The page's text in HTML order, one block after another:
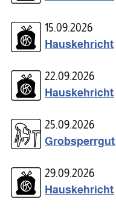
15.09.2026
Hauskehricht
22.09.2026
Hauskehricht
25.09.2026
Grobsperrgut
29.09.2026
Hauskehricht